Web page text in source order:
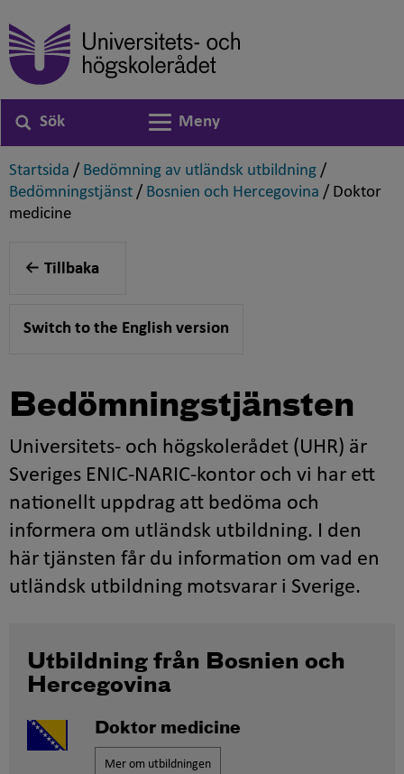
Sök
Växla navigering
Meny
Startsida ,
/ Bedömning av utländsk utbildning ,
/
Bedömningstjänst ,
/ Bosnien och Hercegovina ,
/ Doktor
medicine,
Tillbaka
Switch to the English version
Bedömningstjänsten
Universitets- och högskolerådet (UHR) är
Sveriges ENIC-NARIC-kontor och vi har ett
nationellt uppdrag att bedöma och
informera om utländsk utbildning. I den
här tjänsten får du information om vad en
utländsk utbildning motsvarar i Sverige.
Utbildning från Bosnien och
Hercegovina
Doktor medicine
Mer om utbildningen